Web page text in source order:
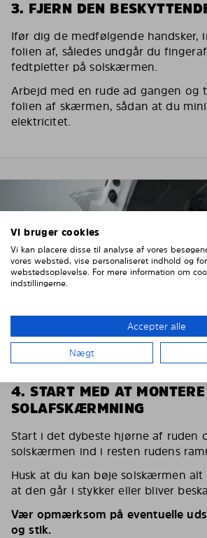
3. FJERN DEN
Ifør dig de medfølgende handsker,
folien af, således undgår du
fedtpletter på solskærmen.
Arbejd med en rude ad gangen og
folien af skærmen, sådan at du
elektricitet.
4. START MED AT
SOLAFSKÆRMNING
Start i det dybeste hjørne af ruden
solskærmen ind i resten rudens
Husk at du kan bøje solskærmen
at den går i stykker eller bliver
Vær opmærksom på eventuelle
og stik.
Vi bruger cookies
Vi kan placere disse til analyse af vores
vores websted, vise personaliseret indhold og
webstedsoplevelse. For mere information om
indstillingerne.
Accepter alle
Nægt